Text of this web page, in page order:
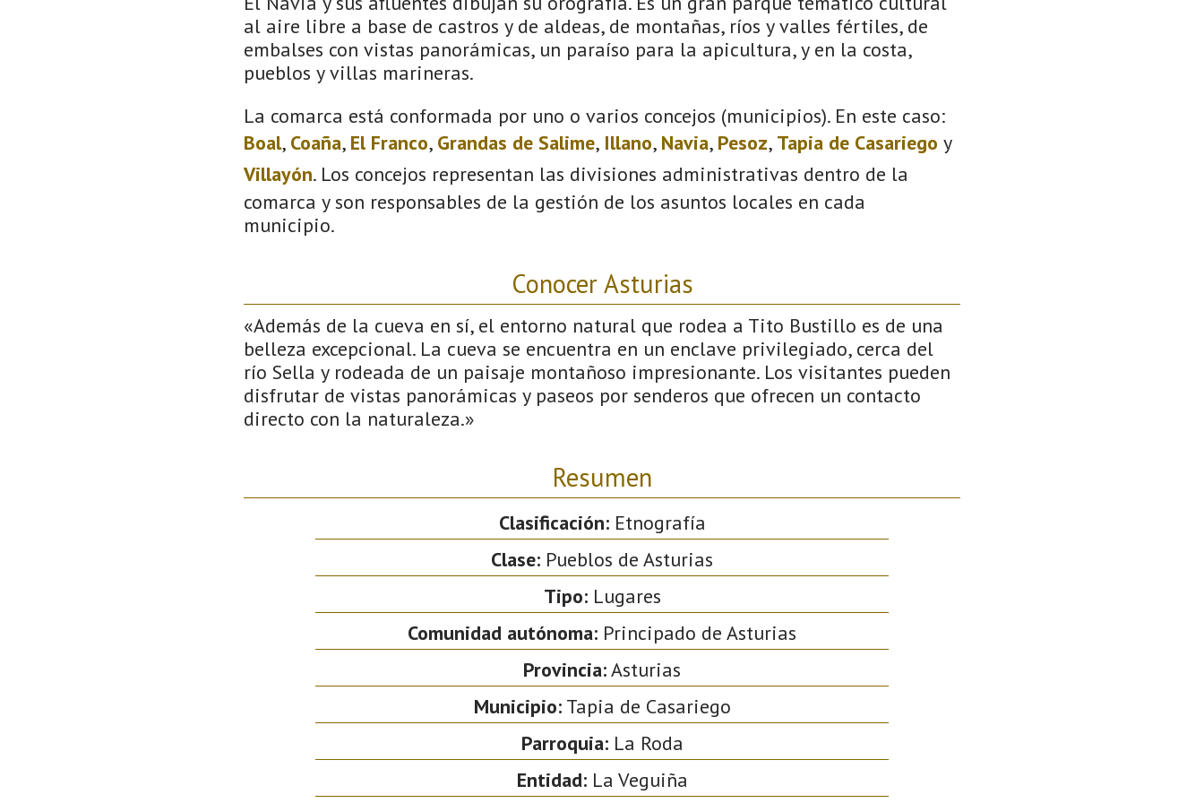
al aire libre a base de castros y de aldeas, de montañas, ríos y valles fértiles, de
embalses con vistas panorámicas, un paraíso para la apicultura, y en la costa,
pueblos y villas marineras.
La comarca está conformada por uno o varios concejos (municipios). En este caso:
Boal, Coaña, El Franco, Grandas de Salime, Illano, Navia, Pesoz, Tapia de Casariego y
Villayón. Los concejos representan las divisiones administrativas dentro de la
comarca y son responsables de la gestión de los asuntos locales en cada
municipio.
Conocer Asturias
«Además de la cueva en sí, el entorno natural que rodea a Tito Bustillo es de una
belleza excepcional. La cueva se encuentra en un enclave privilegiado, cerca del
río Sella y rodeada de un paisaje montañoso impresionante. Los visitantes pueden
disfrutar de vistas panorámicas y paseos por senderos que ofrecen un contacto
directo con la naturaleza.»
Resumen
Clasificación:Etnografía
Clase: Pueblos de Asturias
Tipo:Lugares
Comunidad autónoma: Principado de Asturias
Provincia:Asturias
Municipio:Tapia de Casariego
Parroquia:La Roda
Entidad:La Veguiña